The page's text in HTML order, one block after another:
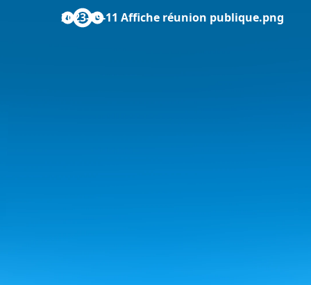
2023-09-11 Affiche réunion publique.png